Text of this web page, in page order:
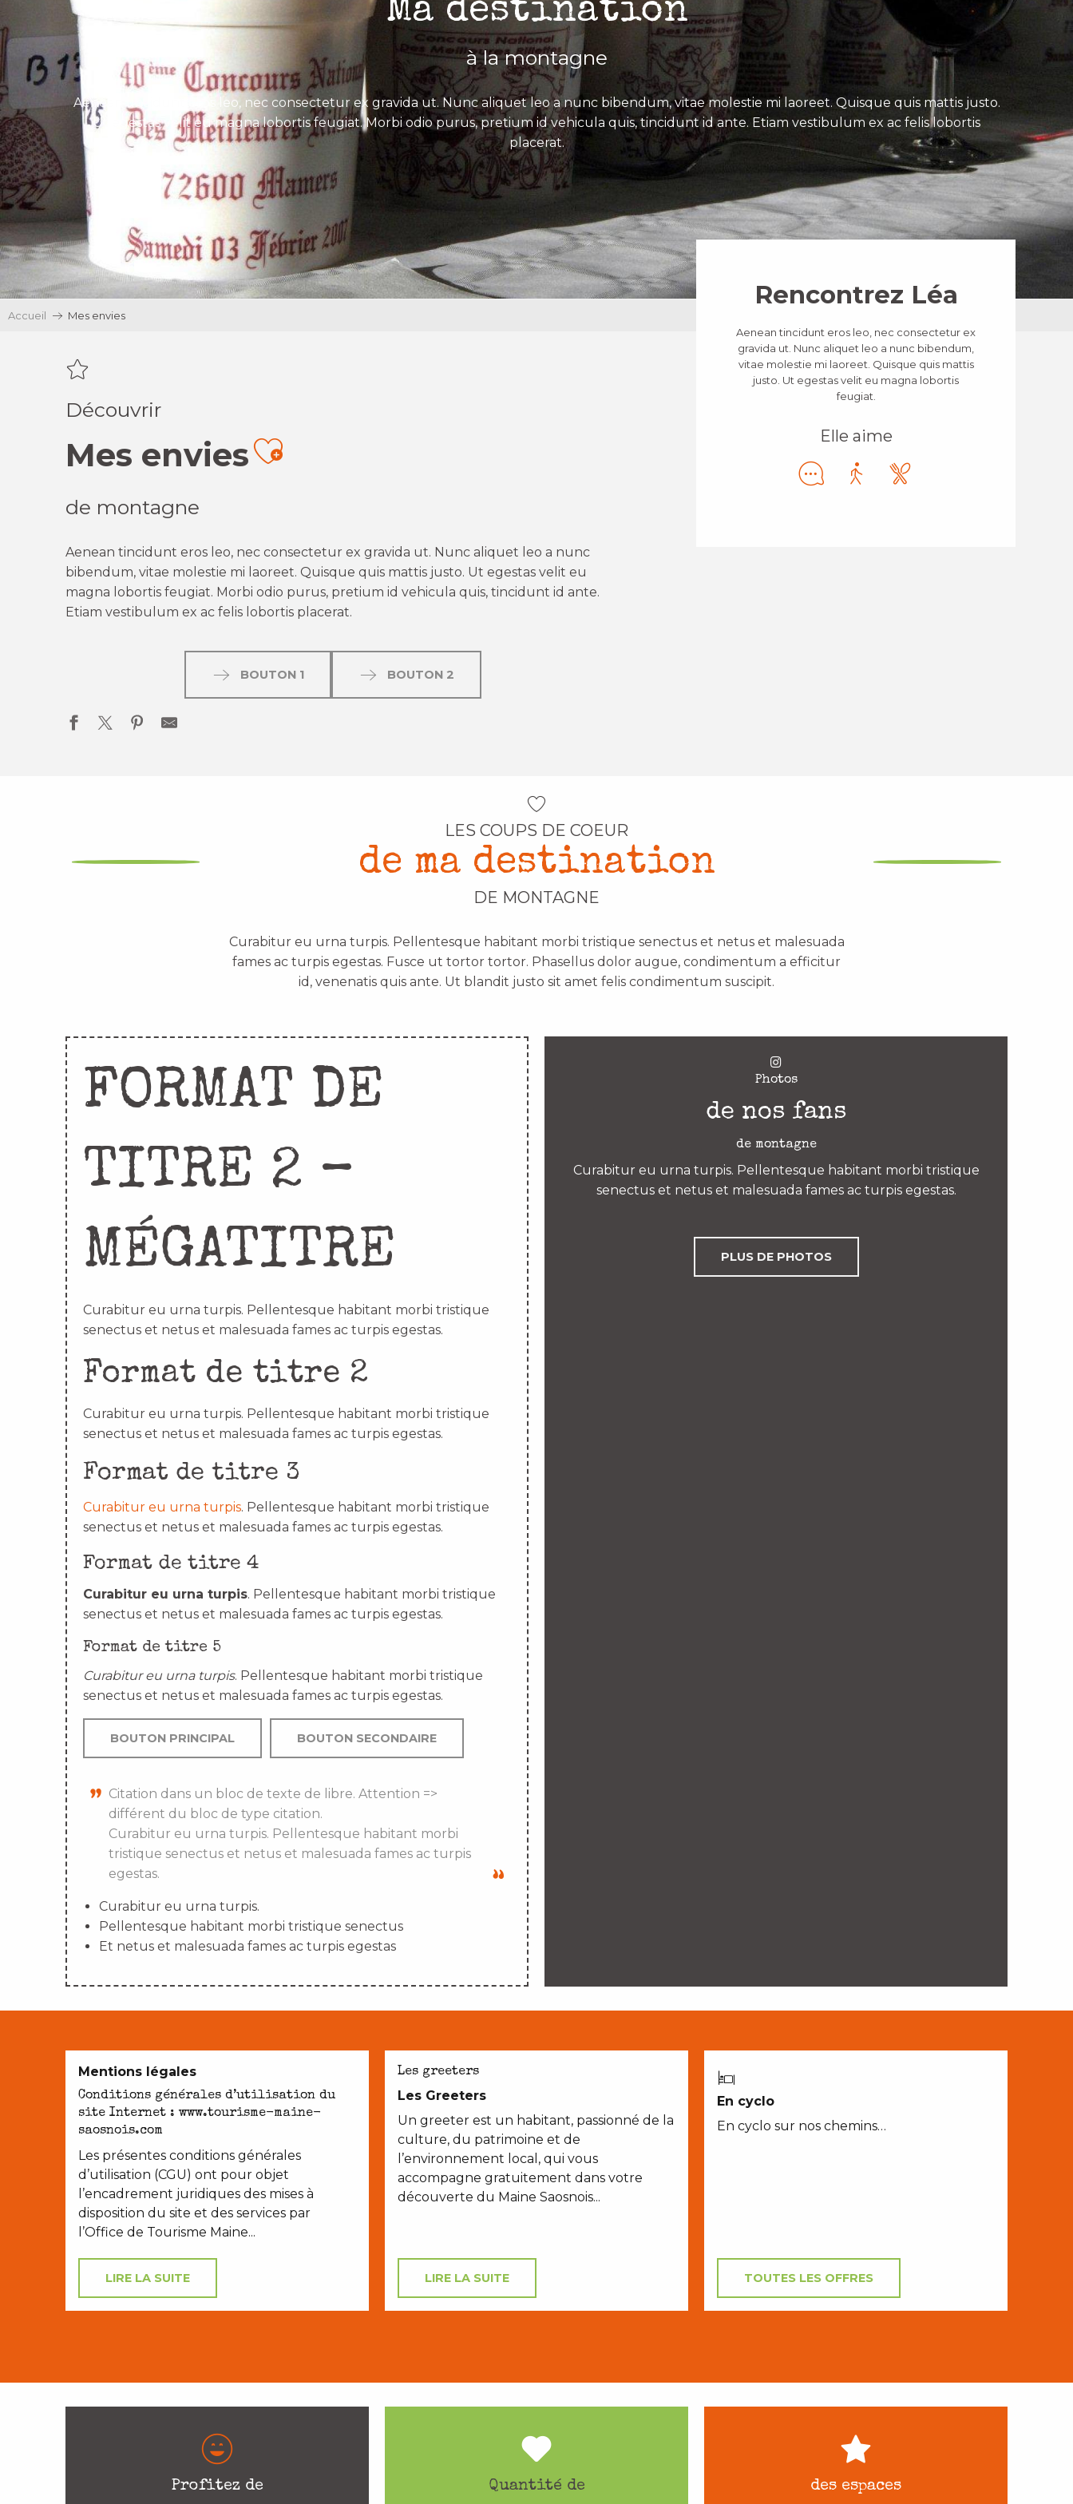
Ma destination
à la montagne
Aenean tincidunt eros leo, nec consectetur ex gravida ut. Nunc aliquet leo a nunc bibendum, vitae molestie mi laoreet. Quisque quis mattis justo.
Ut egestas velit eu magna lobortis feugiat. Morbi odio purus, pretium id vehicula quis, tincidunt id ante. Etiam vestibulum ex ac felis lobortis
placerat.
Accueil Mes envies
Découvrir
Mes enviesAjouter aux favoris
de montagne
Aenean tincidunt eros leo, nec consectetur ex gravida ut. Nunc aliquet leo a nunc
bibendum, vitae molestie mi laoreet. Quisque quis mattis justo. Ut egestas velit eu
magna lobortis feugiat. Morbi odio purus, pretium id vehicula quis, tincidunt id ante.
Etiam vestibulum ex ac felis lobortis placerat.
BOUTON 1 BOUTON 2
Rencontrez Léa
Aenean tincidunt eros leo, nec consectetur ex
gravida ut. Nunc aliquet leo a nunc bibendum,
vitae molestie mi laoreet. Quisque quis mattis
justo. Ut egestas velit eu magna lobortis
feugiat.
Elle aime
LES COUPS DE COEUR
de ma destination
DE MONTAGNE
Curabitur eu urna turpis. Pellentesque habitant morbi tristique senectus et netus et malesuada
fames ac turpis egestas. Fusce ut tortor tortor. Phasellus dolor augue, condimentum a efficitur
id, venenatis quis ante. Ut blandit justo sit amet felis condimentum suscipit.
FORMAT DE
TITRE 2 –
MÉGATITRE
Curabitur eu urna turpis. Pellentesque habitant morbi tristique
senectus et netus et malesuada fames ac turpis egestas.
Format de titre 2
Curabitur eu urna turpis. Pellentesque habitant morbi tristique
senectus et netus et malesuada fames ac turpis egestas.
Format de titre 3
Curabitur eu urna turpis. Pellentesque habitant morbi tristique
senectus et netus et malesuada fames ac turpis egestas.
Format de titre 4
Curabitur eu urna turpis. Pellentesque habitant morbi tristique
senectus et netus et malesuada fames ac turpis egestas.
Format de titre 5
Curabitur eu urna turpis. Pellentesque habitant morbi tristique
senectus et netus et malesuada fames ac turpis egestas.
BOUTON PRINCIPAL BOUTON SECONDAIRE
Citation dans un bloc de texte de libre. Attention =>
différent du bloc de type citation.
Curabitur eu urna turpis. Pellentesque habitant morbi
tristique senectus et netus et malesuada fames ac turpis
egestas.
Curabitur eu urna turpis.
Pellentesque habitant morbi tristique senectus
Et netus et malesuada fames ac turpis egestas
Photos
de nos fans
de montagne
Curabitur eu urna turpis. Pellentesque habitant morbi tristique
senectus et netus et malesuada fames ac turpis egestas.
PLUS DE PHOTOS
Mentions légales
Conditions générales d’utilisation du
site Internet : www.tourisme-maine-
saosnois.com
Les présentes conditions générales
d’utilisation (CGU) ont pour objet
l’encadrement juridiques des mises à
disposition du site et des services par
l’Office de Tourisme Maine...
LIRE LA SUITE
Les greeters
Les Greeters
Un greeter est un habitant, passionné de la
culture, du patrimoine et de
l’environnement local, qui vous
accompagne gratuitement dans votre
découverte du Maine Saosnois...
LIRE LA SUITE
En cyclo
En cyclo sur nos chemins…
TOUTES LES OFFRES
Profitez de Quantité de des espaces